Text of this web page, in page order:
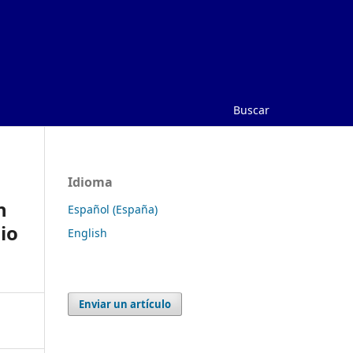
Buscar
Idioma
Español (España)
English
Enviar un artículo